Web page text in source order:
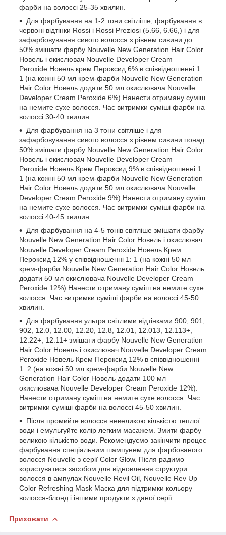
фарби на волоссі 25-35 хвилин.
Для фарбування на 1-2 тони світліше, фарбування в
червоні відтінки Rossi і Rossi Preziosi (5.66, 6.66,) і для
зафарбовування сивого волосся з рівнем сивини до
50% змішати фарбу Nouvelle New Generation Hair Color
Новель і окислювач Nouvelle Developer Cream
Peroxide Новель крем Пероксид 6% в співвідношенні 1:
1 (на кожні 50 мл крем-фарби Nouvelle New Generation
Hair Color Новель додати 50 мл окислювача Nouvelle
Developer Cream Peroxide 6%) Нанести отриману суміш
на немите сухе волосся. Час витримки суміші фарби на
волоссі 30-40 хвилин.
Для фарбування на 3 тони світліше і для
зафарбовування сивого волосся з рівнем сивини понад
50% змішати фарбу Nouvelle New Generation Hair Color
Новель і окислювач Nouvelle Developer Cream
Peroxide Новель Крем Пероксид 9% в співвідношенні 1:
1 (на кожні 50 мл крем-фарби Nouvelle New Generation
Hair Color Новель додати 50 мл окислювача Nouvelle
Developer Cream Peroxide 9%) Нанести отриману суміш
на немите сухе волосся. Час витримки суміші фарби на
волоссі 40-45 хвилин.
Для фарбування на 4-5 тонів світліше змішати фарбу
Nouvelle New Generation Hair Color Новель і окислювач
Nouvelle Developer Cream Peroxide Новель Крем
Пероксид 12% у співвідношенні 1: 1 (на кожні 50 мл
крем-фарби Nouvelle New Generation Hair Color Новель
додати 50 мл окислювача Nouvelle Developer Cream
Peroxide 12%) Нанести отриману суміш на немите сухе
волосся. Час витримки суміші фарби на волоссі 45-50
хвилин.
Для фарбування ультра світлими відтінками 900, 901,
902, 12.0, 12.00, 12.20, 12.8, 12.01, 12.013, 12.113+,
12.22+, 12.11+ змішати фарбу Nouvelle New Generation
Hair Color Новель і окислювач Nouvelle Developer Cream
Peroxide Новель Крем Пероксид 12% в співвідношенні
1: 2 (на кожні 50 мл крем-фарби Nouvelle New
Generation Hair Color Новель додати 100 мл
окислювача Nouvelle Developer Cream Peroxide 12%).
Нанести отриману суміш на немите сухе волосся. Час
витримки суміші фарби на волоссі 45-50 хвилин.
Після промийте волосся невеликою кількістю теплої
води і емульгуйте колір легким масажем. Змити фарбу
великою кількістю води. Рекомендуємо закінчити процес
фарбування спеціальним шампунем для фарбованого
волосся Nouvelle з серії Color Glow. Після радимо
користуватися засобом для відновлення структури
волосся в ампулах Nouvelle Revil Oil, Nouvelle Rev Up
Color Refreshing Mask Маска для підтримки кольору
волосся-блонд і іншими продукти з даної серії.
Приховати